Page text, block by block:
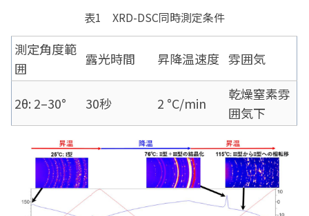
表1 XRD-DSC同時測定条件
測定角度範
囲
露光時間 昇降温速度 雰囲気
2θ: 2–30° 30秒 2 °C/min
乾燥窒素雰
囲気下